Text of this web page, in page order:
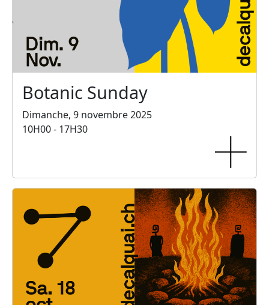
Botanic Sunday
Dimanche, 9 novembre 2025
10H00 - 17H30